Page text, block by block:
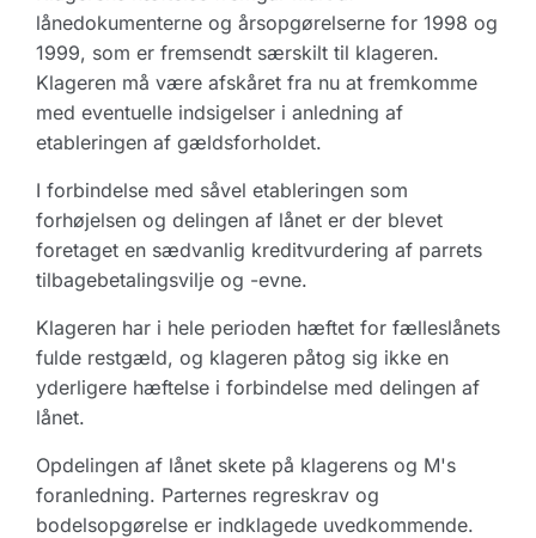
lånedokumenterne og årsopgørelserne for 1998 og
1999, som er fremsendt særskilt til klageren.
Klageren må være afskåret fra nu at fremkomme
med eventuelle indsigelser i anledning af
etableringen af gældsforholdet.
I forbindelse med såvel etableringen som
forhøjelsen og delingen af lånet er der blevet
foretaget en sædvanlig kreditvurdering af parrets
tilbagebetalingsvilje og -evne.
Klageren har i hele perioden hæftet for fælleslånets
fulde restgæld, og klageren påtog sig ikke en
yderligere hæftelse i forbindelse med delingen af
lånet.
Opdelingen af lånet skete på klagerens og M's
foranledning. Parternes regreskrav og
bodelsopgørelse er indklagede uvedkommende.